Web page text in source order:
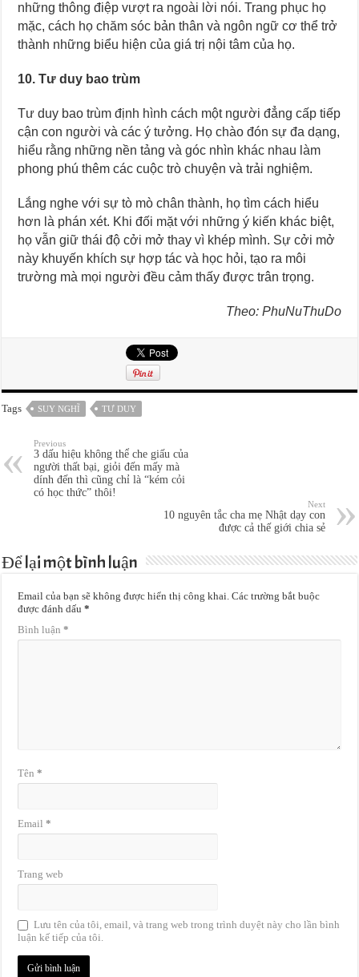
những thông điệp vượt ra ngoài lời nói. Trang phục họ
mặc, cách họ chăm sóc bản thân và ngôn ngữ cơ thể trở
thành những biểu hiện của giá trị nội tâm của họ.
10. Tư duy bao trùm
Tư duy bao trùm định hình cách một người đẳng cấp tiếp
cận con người và các ý tưởng. Họ chào đón sự đa dạng,
hiểu rằng những nền tảng và góc nhìn khác nhau làm
phong phú thêm các cuộc trò chuyện và trải nghiệm.
Lắng nghe với sự tò mò chân thành, họ tìm cách hiểu
hơn là phán xét. Khi đối mặt với những ý kiến khác biệt,
họ vẫn giữ thái độ cởi mở thay vì khép mình. Sự cởi mở
này khuyến khích sự hợp tác và học hỏi, tạo ra môi
trường mà mọi người đều cảm thấy được trân trọng.
Theo: PhuNuThuDo
Tags SUY NGHĨ TƯ DUY
Previous
3 dấu hiệu không thể che giấu của
người thất bại, giỏi đến mấy mà
dính đến thì cũng chỉ là “kém cỏi
có học thức” thôi!
Next
10 nguyên tắc cha mẹ Nhật dạy con
được cả thế giới chia sẻ
Để lại một bình luận
Email của bạn sẽ không được hiển thị công khai. Các trường bắt buộc
được đánh dấu*
Bình luận*
Tên*
Email*
Trang web
Lưu tên của tôi, email, và trang web trong trình duyệt này cho lần bình
luận kế tiếp của tôi.